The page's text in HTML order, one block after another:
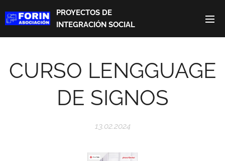
PROYECTOS DE
INTEGRACIÓN SOCIAL
CURSO LENGGUAGE
DE SIGNOS
13.02.2024